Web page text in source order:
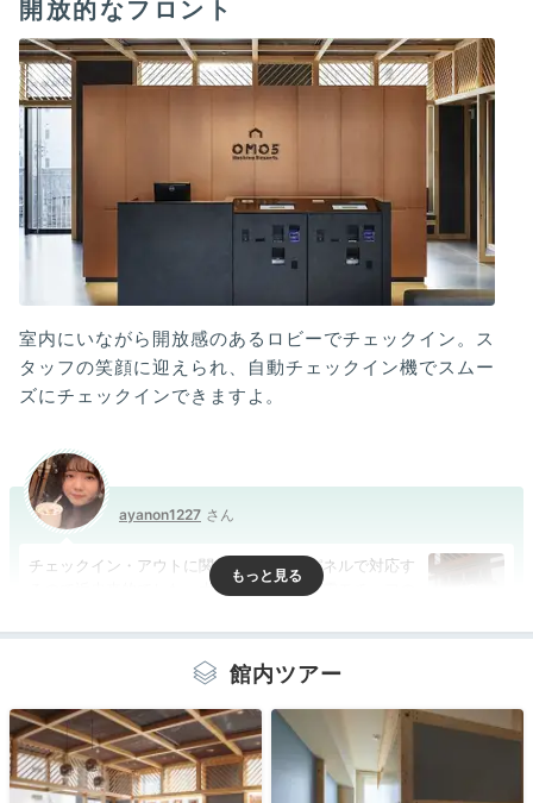
開放的なフロント
室内にいながら開放感のあるロビーでチェックイン。ス
タッフの笑顔に迎えられ、自動チェックイン機でスムー
ズにチェックインできますよ。
ayanon1227
チェックイン・アウトに関してはタッチパネルで対応す
るので近未来的でした。大塚ならではの都電モチーフの
Room
16:30
館内ツアー